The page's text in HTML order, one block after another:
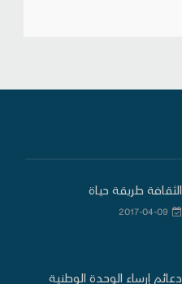
الثقافة طريقة حياة
2017-04-09
دعائم إرساء الوحدة الوطنية